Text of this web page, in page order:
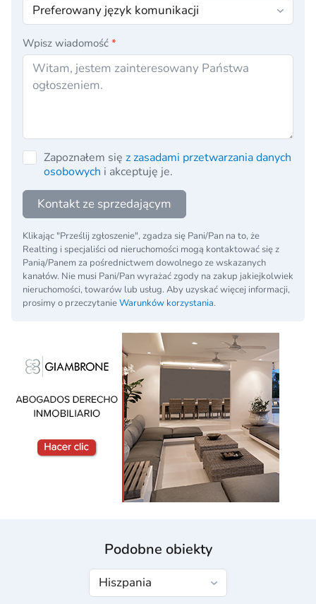
Wpisz wiadomość *
Zapoznałem się z zasadami przetwarzania danych
osobowych i akceptuję je.
Kontakt ze sprzedającym
Klikając "Prześlij zgłoszenie", zgadza się Pani/Pan na to, że
Realting i specjaliści od nieruchomości mogą kontaktować się z
Panią/Panem za pośrednictwem dowolnego ze wskazanych
kanałów. Nie musi Pani/Pan wyrażać zgody na zakup jakiejkolwiek
nieruchomości, towarów lub usług. Aby uzyskać więcej informacji,
prosimy o przeczytanieWarunków korzystania.
Podobne obiekty